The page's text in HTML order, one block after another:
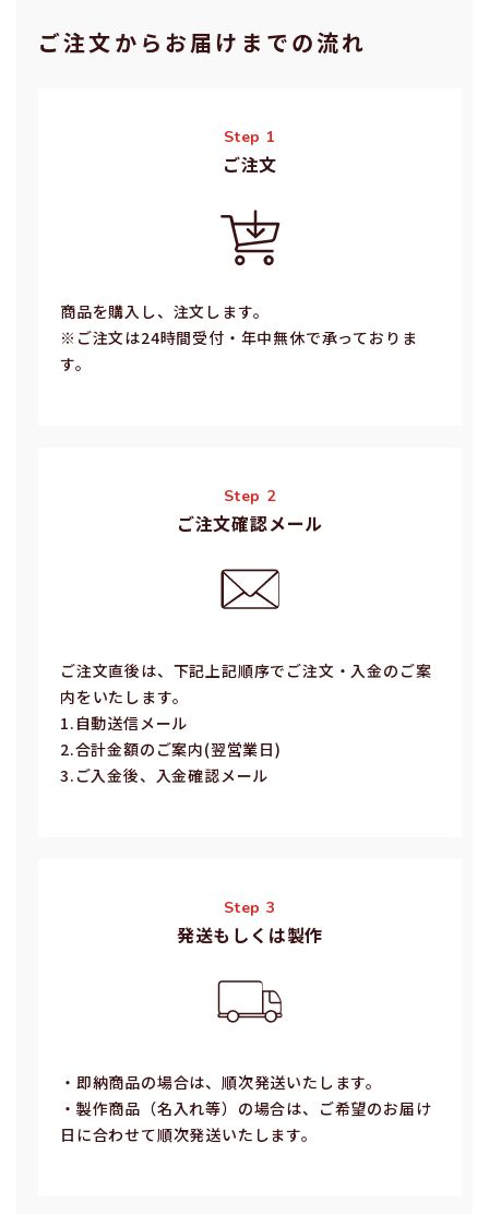
ご注⽂からお届けまでの流れ
Step 1
ご注⽂
商品を購入し、注文します。
※ご注⽂は24時間受付・年中無休で承っておりま
す。
Step 2
ご注文確認メール
ご注⽂直後は、下記上記順序でご注⽂・⼊⾦のご案
内をいたします。
1.⾃動送信メール
2.合計⾦額のご案内(翌営業⽇)
3.ご⼊⾦後、⼊⾦確認メール
Step 3
発送もしくは製作
・即納商品の場合は、順次発送いたします。
・製作商品（名⼊れ等）の場合は、ご希望のお届け
⽇に合わせて順次発送いたします。